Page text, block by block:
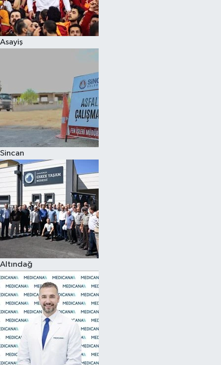
Asayiş
Sincan
Altındağ
Spor
Eğitim
Hava Durumu
Kadın
Kim kimdir?
Kültür Sanat
Sağlık
Siyaset
Teknoloji
Televizyon
Yaşam-Çevre